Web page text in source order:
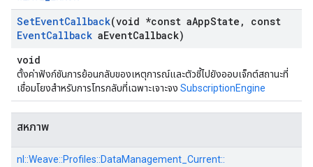
SetEventCallback(void *const aAppState ,
const
EventCallback aEventCallback)
void
ตั้งค่าฟังก์ชันการย้อนกลับของเหตุการณ์และตัวชี้ไปยังออบเจ็กต์สถานะที่
เชื่อมโยงสำหรับการโทรกลับที่เฉพาะเจาะจง SubscriptionEngine
สหภาพ
nl::Weave::Profiles::DataManagement_Current::